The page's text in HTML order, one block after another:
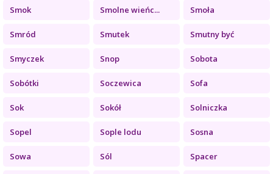
Smok Smolne wieńc... Smoła
Smród Smutek Smutny być
Smyczek Snop Sobota
Sobótki Soczewica Sofa
Sok Sokół Solniczka
Sopel Sople lodu Sosna
Sowa Sól Spacer